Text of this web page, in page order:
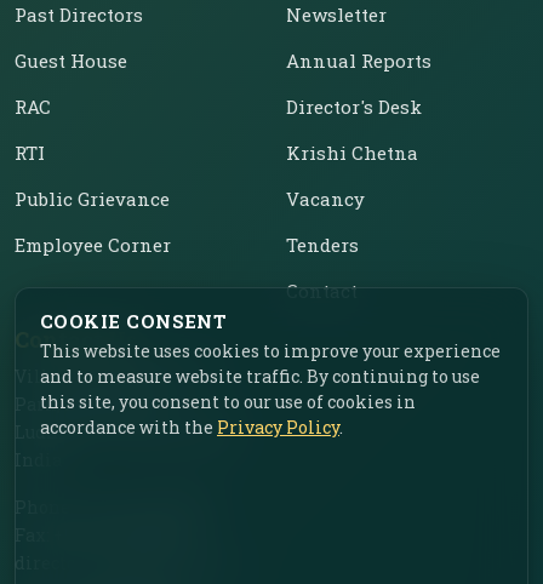
Past Directors
Guest House
RAC
RTI
Public Grievance
Employee Corner
Newsletter
Annual Reports
Director's Desk
Krishi Chetna
Vacancy
Tenders
Contact
Contact Us
Vill. Chahar, Near Food
Park, Ladhowal,
Ludhiana – 141001, Punjab,
COOKIE CONSENT
This website uses cookies to improve your experience
and to measure website traffic. By continuing to use
this site, you consent to our use of cookies in
accordance with the Privacy Policy.